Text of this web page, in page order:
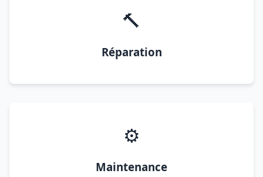
🔨
Réparation
⚙️
Maintenance